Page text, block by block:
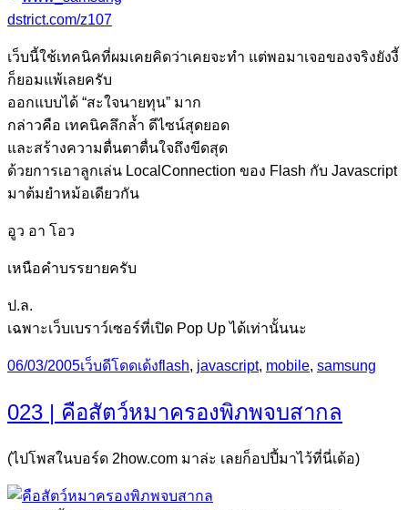
dstrict.com/z107
เว็บนี้ใช้เทคนิคที่ผมเคยคิดว่าเคยจะทำ แต่พอมาเจอของจริงยังงี้
ก็ยอมแพ้เลยครับ
ออกแบบได้ “สะใจนายทุน” มาก
กล่าวคือ เทคนิคลึกล้ำ ดีไซน์สุดยอด
และสร้างความตื่นตาตื่นใจถึงขีดสุด
ด้วยการเอาลูกเล่น LocalConnection ของ Flash กับ Javascript
มาต้มยำหม้อเดียวกัน
อูว อา โอว
เหนือคำบรรยายครับ
ป.ล.
เฉพาะเว็บเบราว์เซอร์ที่เปิด Pop Up ได้เท่านั้นนะ
Posted
06/03/2005Categories
เว็บดีโดดเด้งTags
flash, javascript, mobile, samsung
023 | คือสัตว์หมาครองพิภพจบสากล
(ไปโพสในบอร์ด 2how.com มาล่ะ เลยก็อปปี้มาไว้ที่นี่เด้อ)